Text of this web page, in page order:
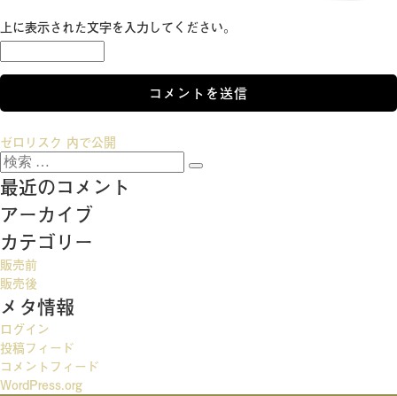
上に表示された文字を入力してください。
投
稿
ナ
ビ
ゲ
ー
シ
ョ
ン
ゼロリスク 内で公開
検
索:
検
最近のコメント
アーカイブ
カテゴリー
販売前
販売後
メタ情報
ログイン
投稿フィード
コメントフィード
WordPress.org